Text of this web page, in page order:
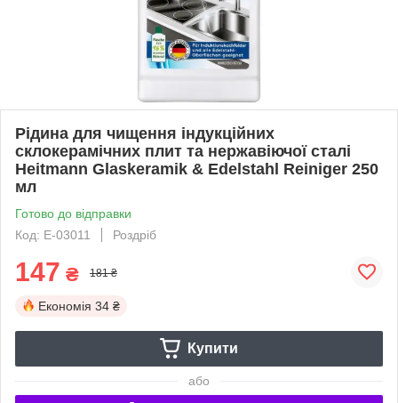
Рідина для чищення індукційних
склокерамічних плит та нержавіючої сталі
Heitmann Glaskeramik & Edelstahl Reiniger 250
мл
Готово до відправки
Код: Е-03011
Роздріб
147 ₴ 181 ₴
Економія 34 ₴
Купити
або